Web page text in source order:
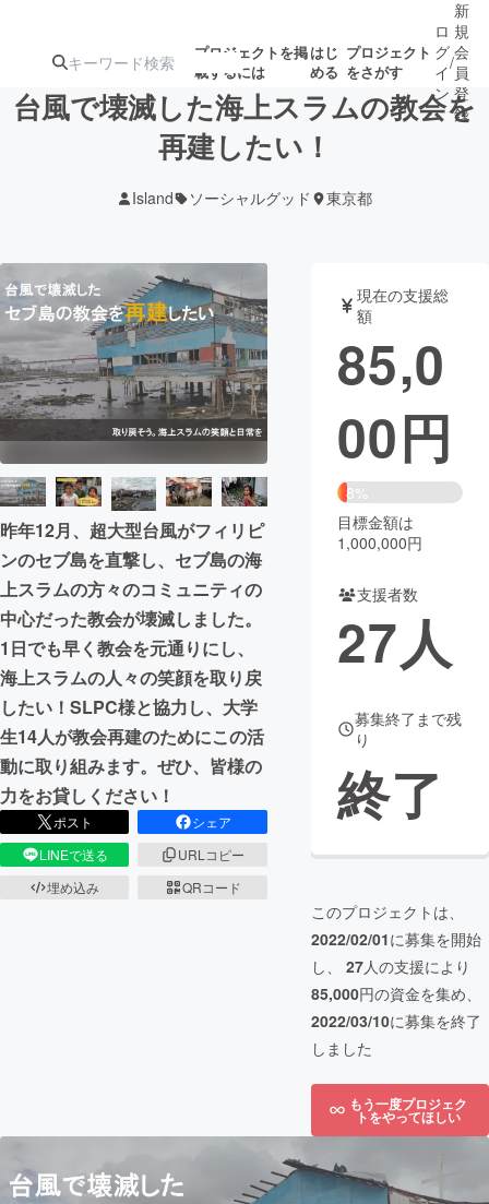
プロジェクトを掲
載するには
はじ
める
プロジェクト
をさがす
ターン
ジェクト
募集終了が近いプ
ロジェクト
アート・写真 音楽
テクノロジー・ガジェット ゲーム・
映像・映画 書籍・雑誌
ビジネス・起業 チャレンジ
まちづくり・地域活性化
CAMPFIRE for Social Good
CAMPFIRE Creation
CAMPFIREふるさと納税
コミュニティ
ロ
グ
イ
ン
/
新
規
会
員
登
録
台風で壊滅した海上スラムの教会を
再建したい！
Island ソーシャルグッド 東京都
昨年12月、超大型台風がフィリピ
ンのセブ島を直撃し、セブ島の海
上スラムの方々のコミュニティの
中心だった教会が壊滅しました。
1日でも早く教会を元通りにし、
海上スラムの人々の笑顔を取り戻
したい！SLPC様と協力し、大学
生14人が教会再建のためにこの活
動に取り組みます。ぜひ、皆様の
力をお貸しください！
ポスト
シェア
LINEで送る
URLコピー
埋め込み
QRコード
現在の支援総
額
85,0
00円
8%
目標金額は
1,000,000円
支援者数
27人
募集終了まで残
り
終了
このプロジェクトは、
2022/02/01に募集を開始
し、 27人の支援により
85,000円の資金を集め、
2022/03/10に募集を終了
しました
もう一度プロジェク
トをやってほしい